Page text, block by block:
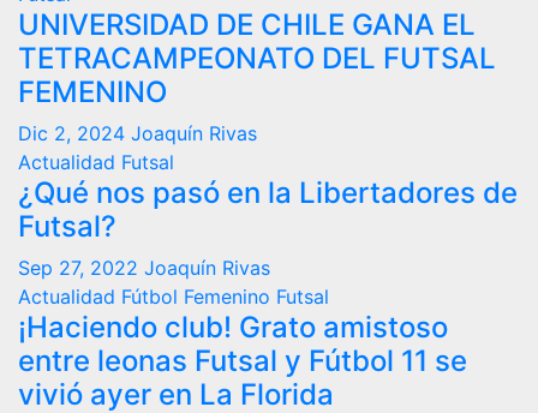
UNIVERSIDAD DE CHILE GANA EL
TETRACAMPEONATO DEL FUTSAL
FEMENINO
Dic 2, 2024 Joaquín Rivas
Actualidad Futsal
¿Qué nos pasó en la Libertadores de
Futsal?
Sep 27, 2022 Joaquín Rivas
Actualidad Fútbol Femenino Futsal
¡Haciendo club! Grato amistoso
entre leonas Futsal y Fútbol 11 se
vivió ayer en La Florida